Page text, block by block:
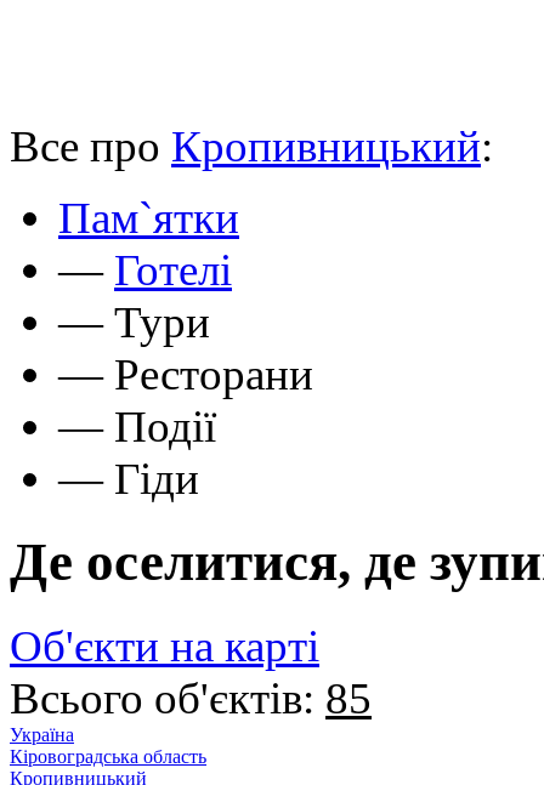
Все про Кропивницький:
Пам`ятки
— Готелі
— Тури
— Ресторани
— Події
— Гіди
Де оселитися, де
Об'єкти на карті
Всього об'єктів: 85
Україна
Кіровоградська область
Кропивницький